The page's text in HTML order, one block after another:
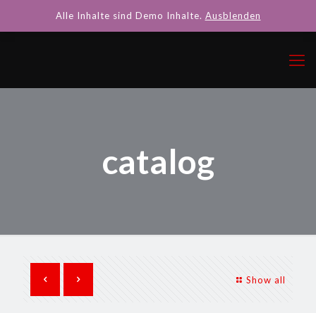
catalog
Show all
Alle Inhalte sind Demo Inhalte. Ausblenden